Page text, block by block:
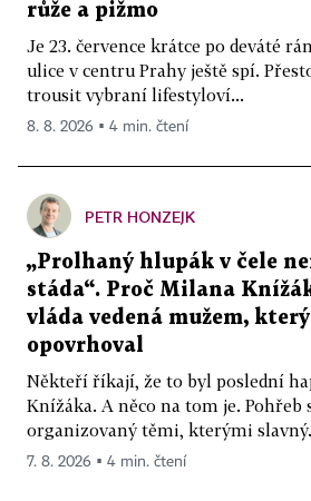
růže a pižmo
Je 23. července krátce po deváté
ulice v centru Prahy ještě spí.
trousit vybraní lifestyloví...
8. 8. 2026 ▪ 4 min. čtení
PETR HONZEJK
„Prolhaný hlupák v čele
stáda“. Proč Milana
vláda vedená mužem,
opovrhoval
Někteří říkají, že to byl poslední
Knížáka. A něco na tom je.
organizovaný těmi, kterými
7. 8. 2026 ▪ 4 min. čtení